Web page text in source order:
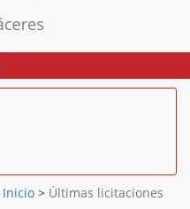
Inicio > Últimas licitaciones